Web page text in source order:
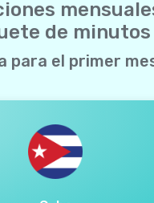
de minutos
para el primer